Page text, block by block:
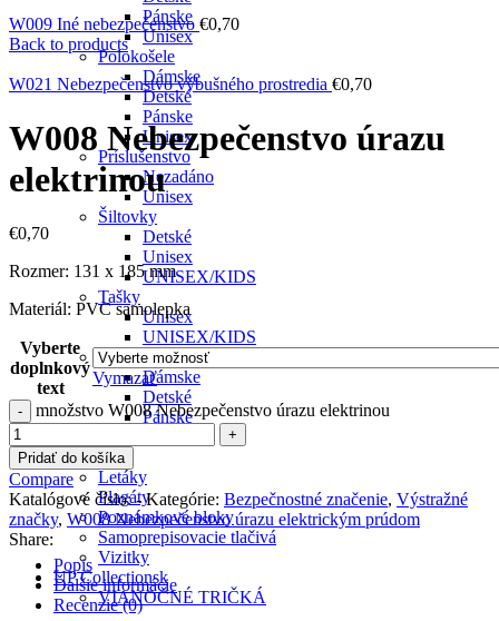
Pánske
Unisex
Polokošele
Dámske
Detské
Pánske
Unisex
Príslušenstvo
Nezadáno
Unisex
Šiltovky
Detské
Unisex
UNISEX/KIDS
Tašky
Unisex
UNISEX/KIDS
Tričká
Dámske
Detské
Pánske
Tlač
Letáky
Plagáty
Poznámkové bloky
Samoprepisovacie tlačivá
Vizitky
UP Collectionsk
VIANOČNÉ TRIČKÁ
W009 Iné nebezpečenstvo €0,70
Back to products
W021 Nebezpečenstvo výbušného prostredia €0,70
W008 Nebezpečenstvo úrazu
elektrinou
€0,70
Rozmer: 131 x 185 mm
Materiál: PVC samolepka
Vyberte
doplnkový
text
Vymazať
množstvo W008 Nebezpečenstvo úrazu elektrinou
Pridať do košíka
Compare
Katalógové číslo:-Kategórie: Bezpečnostné značenie, Výstražné
značky, W008 Nebezpečenstvo úrazu elektrickým prúdom
Share:
Popis
Ďalšie informácie
Recenzie (0)